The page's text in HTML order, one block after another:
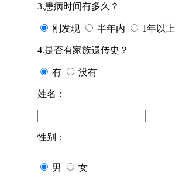
3.患病时间有多久？
刚发现 半年内 1年以上
4.是否有家族遗传史？
有 没有
姓名：
性别：
男 女